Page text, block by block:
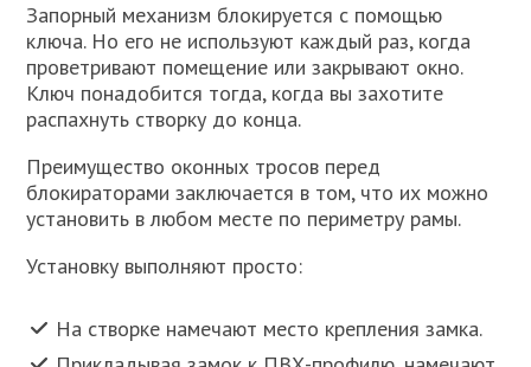
Запорный механизм блокируется с помощью
ключа. Но его не используют каждый раз, когда
проветривают помещение или закрывают окно.
Ключ понадобится тогда, когда вы захотите
распахнуть створку до конца.
Преимущество оконных тросов перед
блокираторами заключается в том, что их можно
установить в любом месте по периметру рамы.
Установку выполняют просто:
На створке намечают место крепления замка.